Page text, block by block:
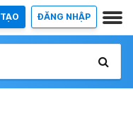
TẠO ĐĂNG NHẬP